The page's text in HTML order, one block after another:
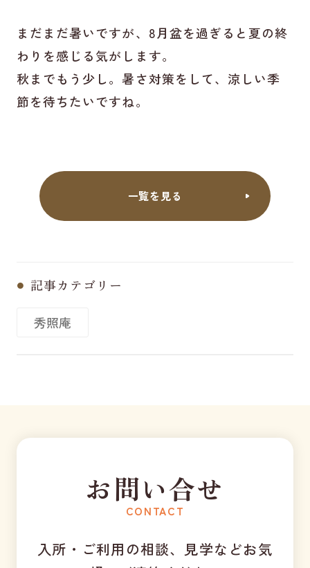
まだまだ暑いですが、8月盆を過ぎると夏の終
わりを感じる気がします。
秋までもう少し。暑さ対策をして、涼しい季
節を待ちたいですね。
一覧を見る
記事カテゴリー
秀照庵
お問い合せ
CONTACT
入所・ご利用の相談、見学などお気